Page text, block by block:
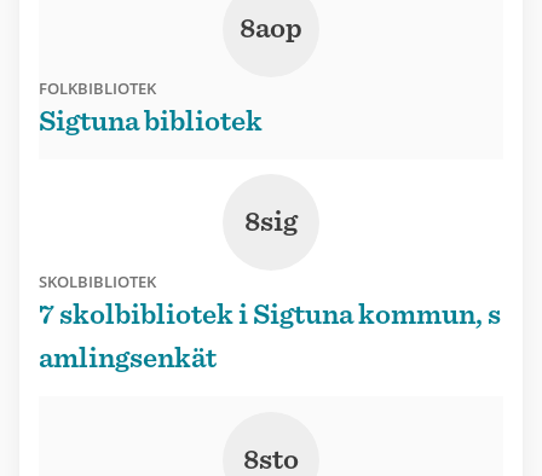
8aop
FOLKBIBLIOTEK
Sigtuna bibliotek
8sig
SKOLBIBLIOTEK
7 skolbibliotek i Sigtuna kommun, s
amlingsenkät
8sto